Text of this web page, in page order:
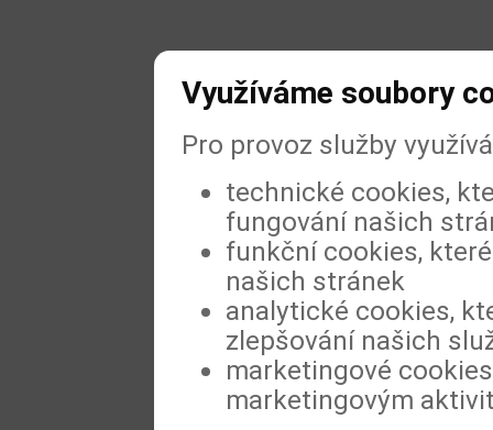
Využíváme soubory
Pro provoz služby
technické cookies,
fungování našich
funkční cookies,
našich stránek
analytické cookies,
zlepšování našich
marketingové
marketingovým